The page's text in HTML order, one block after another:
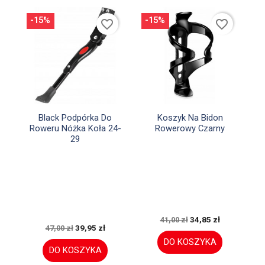
Szybki podgląd
Black Podpórka Do
Roweru Nóżka Koła 24-
29
47,00 zł 39,95 zł
DO KOSZYKA
-15% favorite_border
Szybki podgląd
Koszyk Na Bidon
Rowerowy Czarny
41,00 zł 34,85 zł
DO KOSZYKA
-15% favorite_border